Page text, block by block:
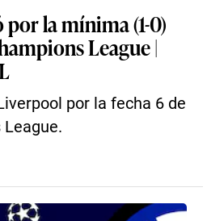
la mínima (1-0)
League |
por la fecha 6 de
League.